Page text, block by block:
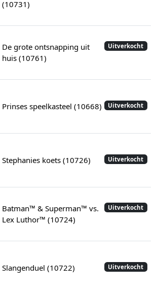
(10731)
Uitverkocht
De grote ontsnapping uit
huis (10761)
Uitverkocht
Prinses speelkasteel (10668)
Uitverkocht
Stephanies koets (10726)
Uitverkocht
Batman™ & Superman™ vs.
Lex Luthor™ (10724)
Uitverkocht
Slangenduel (10722)